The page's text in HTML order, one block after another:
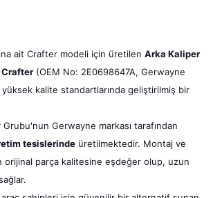
ait Crafter modeli için üretilen Arka Kaliper
Crafter (OEM No: 2E0698647A, Gerwayne
yüksek kalite standartlarında geliştirilmiş bir
Gerwayne markası tarafından
tesislerinde üretilmektedir. Montaj ve
orijinal parça kalitesine eşdeğer olup, uzun